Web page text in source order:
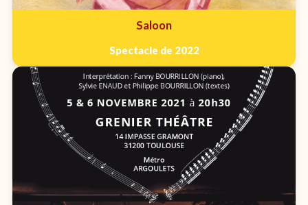
Saloon
Spectacle de 2022